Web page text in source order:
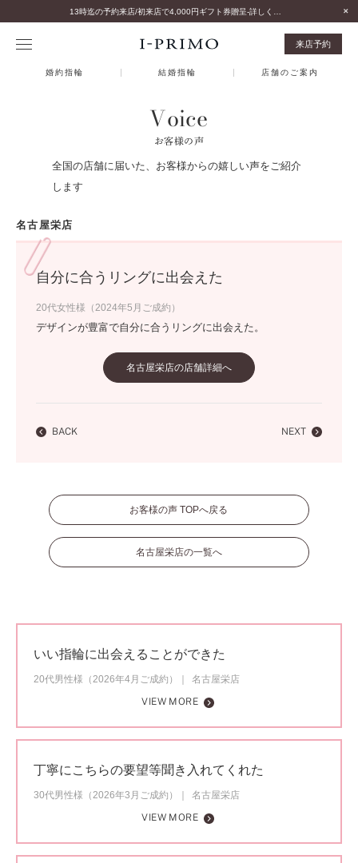
来店予約
婚約指輪 結婚指輪 店舗のご案内
Voice
お客様の声
全国の店舗に届いた、お客様からの嬉しい声をご紹介
します
名古屋栄店
自分に合うリングに出会えた
20代女性様（2024年5月ご成約）
デザインが豊富で自分に合うリングに出会えた。
名古屋栄店の店舗詳細へ
BACK NEXT
お客様の声 TOPへ戻る
名古屋栄店の一覧へ
いい指輪に出会えることができた
20代男性様（2026年4月ご成約）
名古屋栄店
VIEW MORE
丁寧にこちらの要望等聞き入れてくれた
30代男性様（2026年3月ご成約）
名古屋栄店
VIEW MORE